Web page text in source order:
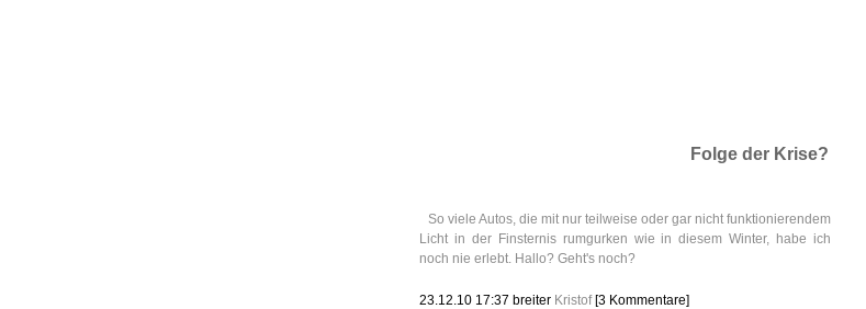
Folge der Krise?
So viele Autos, die mit nur teilweise oder gar nicht funktionierendem
Licht in der Finsternis rumgurken wie in diesem Winter, habe ich
noch nie erlebt. Hallo? Geht's noch?
23.12.10 17:37 breiter Kristof [3 Kommentare]